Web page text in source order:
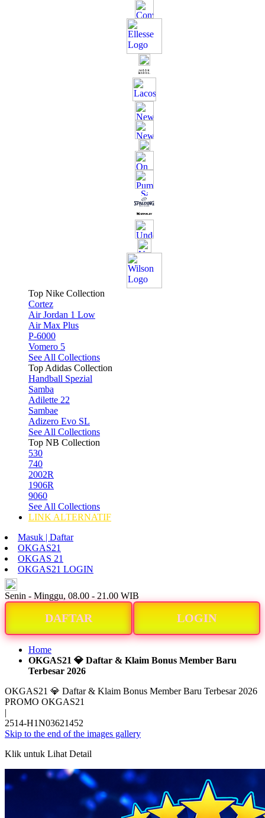
Top Nike Collection
Cortez
Air Jordan 1 Low
Air Max Plus
P-6000
Vomero 5
See All Collections
Top Adidas Collection
Handball Spezial
Samba
Adilette 22
Sambae
Adizero Evo SL
See All Collections
Top NB Collection
530
740
2002R
1906R
9060
See All Collections
LINK ALTERNATIF
Masuk | Daftar
OKGAS21
OKGAS 21
OKGAS21 LOGIN
Senin - Minggu, 08.00 - 21.00 WIB
DAFTAR LOGIN
Home
OKGAS21 💎 Daftar & Klaim Bonus Member Baru
Terbesar 2026
OKGAS21 💎 Daftar & Klaim Bonus Member Baru Terbesar 2026
PROMO OKGAS21
|
2514-H1N03621452
Skip to the end of the images gallery
Klik untuk Lihat Detail